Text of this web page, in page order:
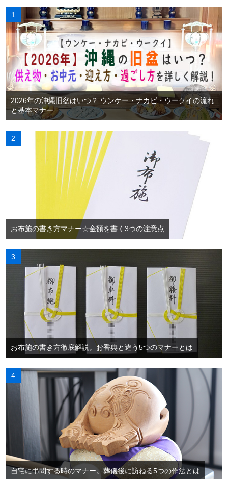
2026年の沖縄旧盆はいつ？ ウンケー・ナカビ・ウークイの流れ
と基本マナー
お布施の書き方マナー☆金額を書く3つの注意点
お布施の書き方徹底解説。お香典と違う5つのマナーとは
自宅に弔問する時のマナー。葬儀後に訪ねる5つの作法とは